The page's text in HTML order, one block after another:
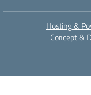
Hosting &
Concept &